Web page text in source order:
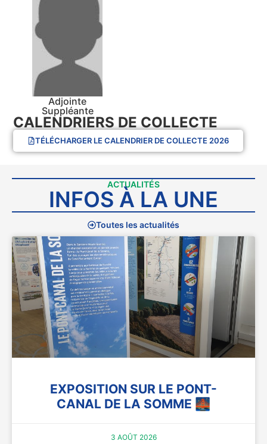
Adjointe
Suppléante
CALENDRIERS DE COLLECTE
TÉLÉCHARGER LE CALENDRIER DE COLLECTE 2026
ACTUALITÉS
INFOS À LA UNE
Toutes les actualités
EXPOSITION SUR LE PONT-
CANAL DE LA SOMME 🌉
3 AOÛT 2026